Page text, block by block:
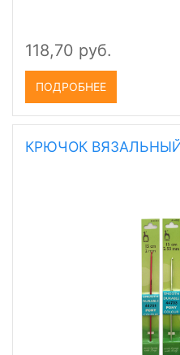
118,70 руб.
ПОДРОБНЕЕ
КРЮЧОК ВЯЗАЛЬНЫЙ